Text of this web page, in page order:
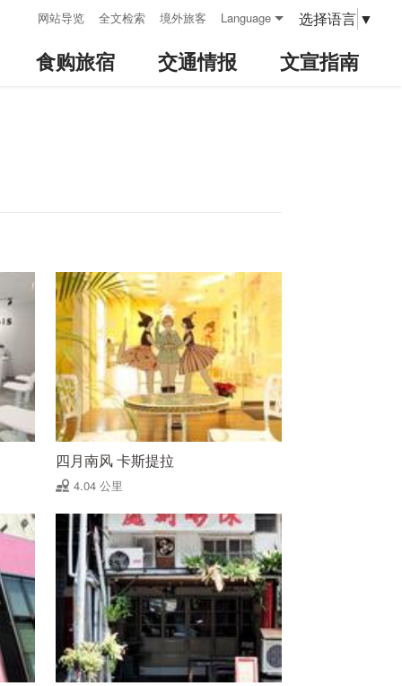
网站导览 全文检索 境外旅客 Language 选择语言 ▼
食购旅宿 交通情报 文宣指南
四月南风 卡斯提拉
4.04 公里